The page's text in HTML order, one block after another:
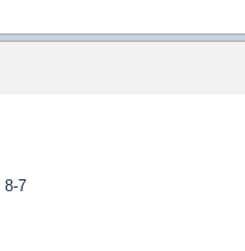
8-7